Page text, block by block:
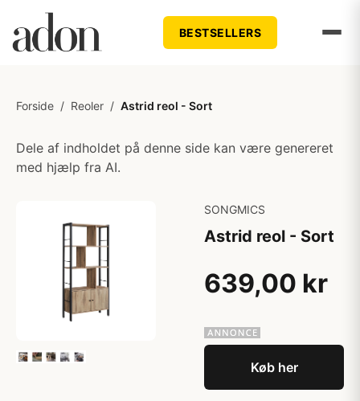
BESTSELLERS
Forside / Reoler / Astrid reol - Sort
Dele af indholdet på denne side kan være genereret
med hjælp fra AI.
SONGMICS
Astrid reol - Sort
639,00 kr
Køb her